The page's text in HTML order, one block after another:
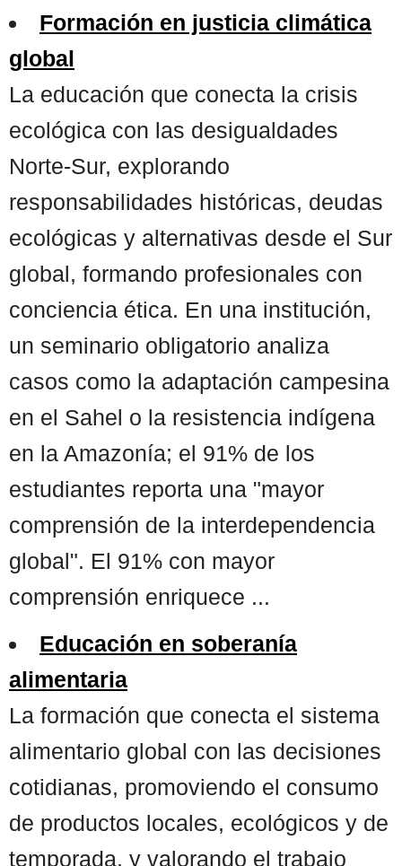
Formación en justicia climática
global
La educación que conecta la crisis
ecológica con las desigualdades
Norte-Sur, explorando
responsabilidades históricas, deudas
ecológicas y alternativas desde el Sur
global, formando profesionales con
conciencia ética. En una institución,
un seminario obligatorio analiza
casos como la adaptación campesina
en el Sahel o la resistencia indígena
en la Amazonía; el 91% de los
estudiantes reporta una "mayor
comprensión de la interdependencia
global". El 91% con mayor
comprensión enriquece ...
Educación en soberanía
alimentaria
La formación que conecta el sistema
alimentario global con las decisiones
cotidianas, promoviendo el consumo
de productos locales, ecológicos y de
temporada, y valorando el trabajo